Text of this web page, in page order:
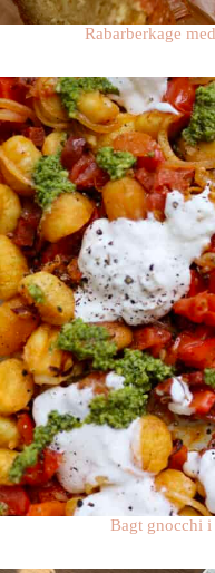
Rabarberkage
Bagt gnocchi